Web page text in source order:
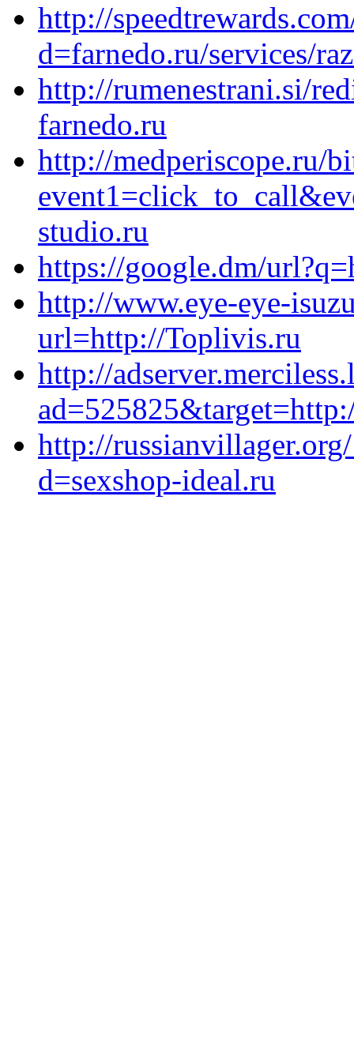
http://
d=farnedo.ru/services/
http://rumenestrani.si/
farnedo.ru
http://medperiscope.ru/
studio.ru
https://google.dm/
http://www.eye-eye-
url=http://Toplivis.ru
http://
http://
d=sexshop-ideal.ru